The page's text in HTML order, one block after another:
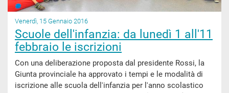
Venerdì, 15 Gennaio 2016
Scuole dell'infanzia: da lunedì 1 all'11
febbraio le iscrizioni
Con una deliberazione proposta dal presidente Rossi, la
Giunta provinciale ha approvato i tempi e le modalità di
iscrizione alle scuola dell'infanzia per l'anno scolastico